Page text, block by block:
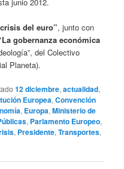
del euro”, junto con
gobernanza económica
del Colectivo
Planeta).
12 diciembre,actualidad,
Europea,Convención
, Europa,Ministerio de
, Parlamento Europeo,
, Presidente,Transportes,